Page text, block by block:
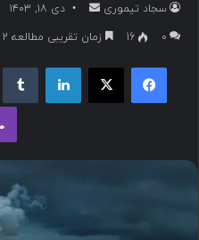
سجاد تیموری
ا
ا
دی ۱۸, ۱۴۰۳
۰
16 زمان تقریبی مطالعه 2 دقیقه
فیسبوک ایکس لینکداین